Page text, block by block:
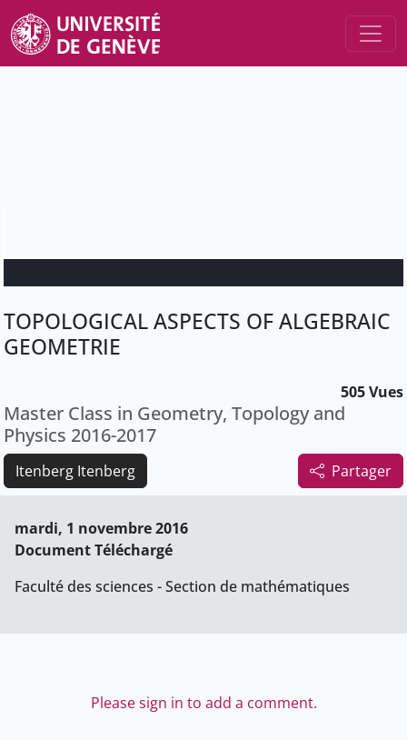
TOPOLOGICAL ASPECTS OF ALGEBRAIC
GEOMETRIE
505 Vues
Master Class in Geometry, Topology and
Physics 2016-2017
Partager
Itenberg Itenberg
mardi, 1 novembre 2016
Document Téléchargé
Faculté des sciences - Section de mathématiques
Please sign in to add a comment.